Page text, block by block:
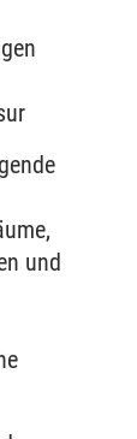
und